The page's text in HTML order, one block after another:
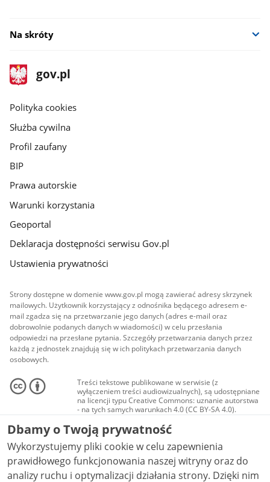
Na skróty
stopka
gov.pl
Strona
gov.pl
gov.pl
Polityka cookies
Służba cywilna
Profil zaufany
BIP
Prawa autorskie
Warunki korzystania
Geoportal
Deklaracja dostępności serwisu Gov.pl
Ustawienia prywatności
Strony dostępne w domenie www.gov.pl mogą zawierać adresy skrzynek
mailowych. Użytkownik korzystający z odnośnika będącego adresem e-
mail zgadza się na przetwarzanie jego danych (adres e-mail oraz
dobrowolnie podanych danych w wiadomości) w celu przesłania
odpowiedzi na przesłane pytania. Szczegóły przetwarzania danych przez
każdą z jednostek znajdują się w ich politykach przetwarzania danych
osobowych.
Treści tekstowe publikowane w serwisie (z
wyłączeniem treści audiowizualnych), są udostępniane
na licencji typu Creative Commons: uznanie autorstwa
- na tych samych warunkach 4.0 (CC BY-SA 4.0).
Materiały audiowizualne, w tym zdjęcia, materiały
audio i wideo, są udostępniane na licencji typu
Creative Commons: uznanie autorstwa użycie
niekomercyjne - bez utworów zależnych 4.0 (CC BY-
NC-ND 4.0), o ile nie jest to stwierdzone inaczej.
Dbamy o Twoją prywatność
Wykorzystujemy pliki cookie w celu zapewnienia
prawidłowego funkcjonowania naszej witryny oraz do
analizy ruchu i optymalizacji działania strony. Dzięki nim